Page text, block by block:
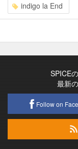
indigo la End
SPICE
最新
Follow on